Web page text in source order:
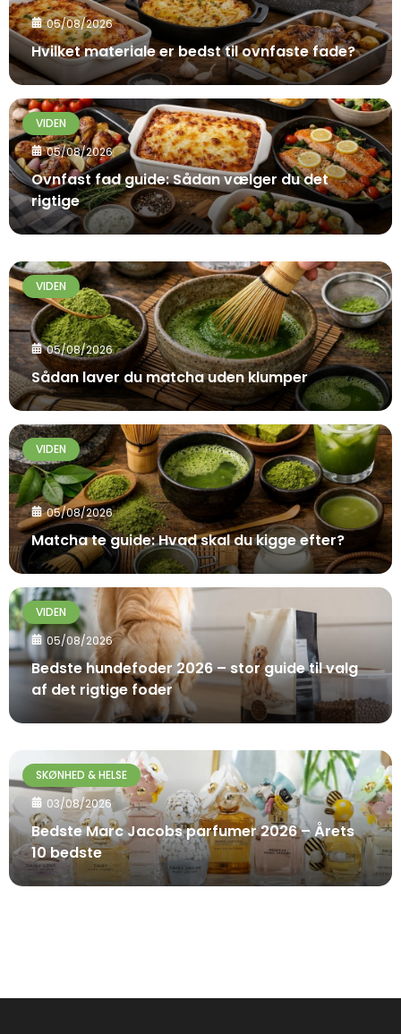
05/08/2026
Hvilket materiale er bedst til ovnfaste fade?
VIDEN
05/08/2026
Ovnfast fad guide: Sådan vælger du det
rigtige
VIDEN
05/08/2026
Sådan laver du matcha uden klumper
VIDEN
05/08/2026
Matcha te guide: Hvad skal du kigge efter?
VIDEN
05/08/2026
Bedste hundefoder 2026 – stor guide til valg
af det rigtige foder
SKØNHED & HELSE
03/08/2026
Bedste Marc Jacobs parfumer 2026 – Årets
10 bedste